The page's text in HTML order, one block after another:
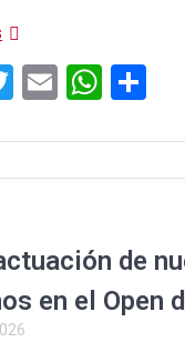
T
tt
er
E
ail
W
at
s
p
p
m
p
tir
de
en el Open